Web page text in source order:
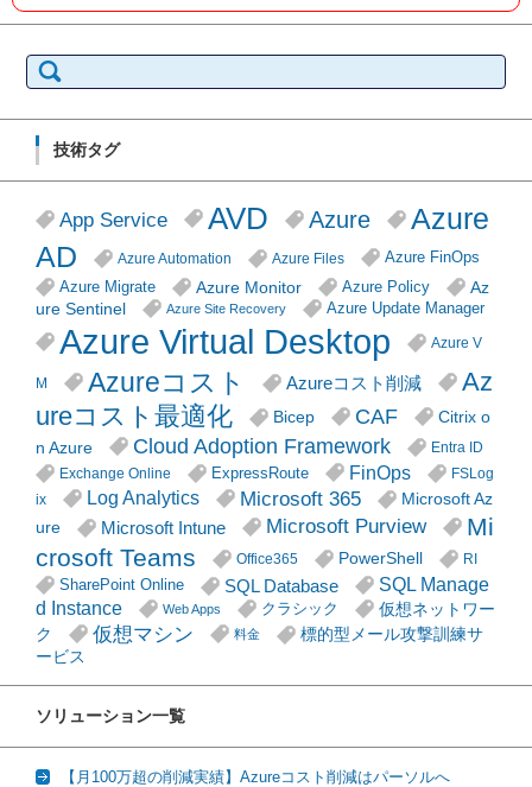
索:
技術タグ
App Service AVD Azure
Azure
AD
Azure Automation Azure Files
Azure FinOps
Azure Migrate
Azure Monitor Azure Policy
Az
ure Sentinel
Azure Site Recovery Azure Update Manager
Azure Virtual Desktop Azure V
M Azureコスト Azureコスト削減
Az
ureコスト最適化
Bicep CAF
Citrix o
n Azure
Cloud Adoption Framework
Entra ID
Exchange Online
ExpressRoute FinOps
FSLog
ix
Log Analytics Microsoft 365
Microsoft Az
ure
Microsoft Intune Microsoft Purview
Mi
crosoft Teams
Office365 PowerShell RI
SharePoint Online SQL Database
SQL Manage
d Instance
Web Apps クラシック
仮想ネットワー
ク
仮想マシン 料金
標的型メール攻撃訓練サ
ービス
ソリューション一覧
【月100万超の削減実績】Azureコスト削減はパーソルへ